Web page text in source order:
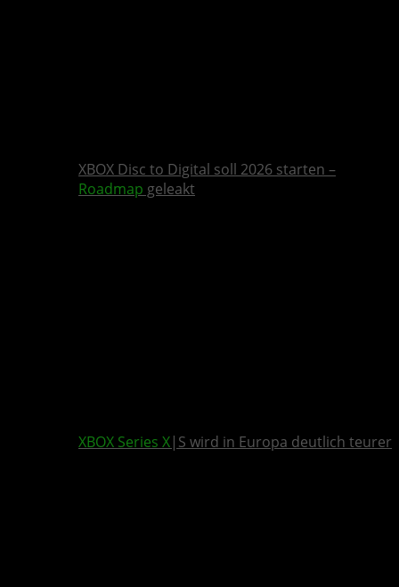
XBOX Disc to Digital soll 2026 starten –
Roadmap geleakt
XBOX Series X|S wird in Europa deutlich teurer